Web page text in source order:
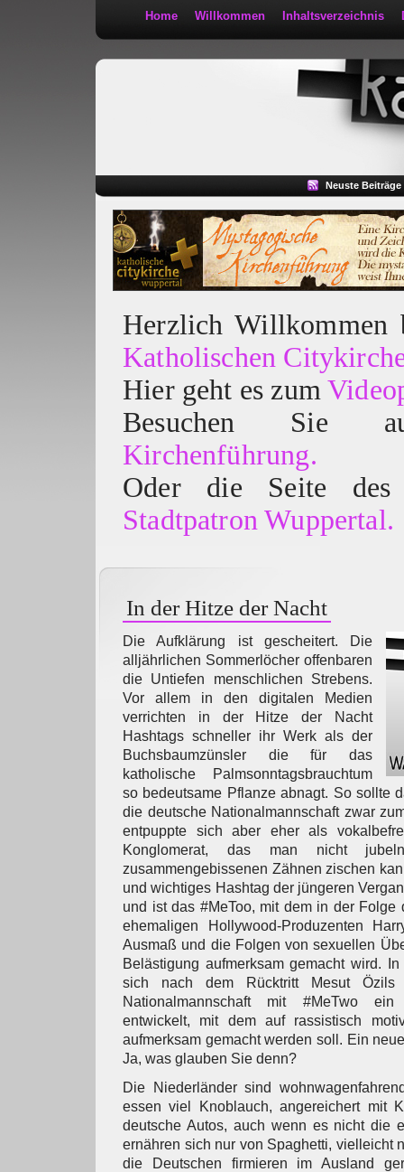
Home Willkommen Inhaltsverzeichnis
Neuste Beiträge
Herzlich
Katholischen
Hier geht es zum
Besuchen
Kirchenführung.
Oder die Seite des
Stadtpatron Wuppertal.
In der Hitze der Nacht
Die Aufklärung ist gescheitert. Die
alljährlichen Sommerlöcher offenbaren
die Untiefen menschlichen Strebens.
Vor allem in den digitalen Medien
verrichten in der Hitze der Nacht
Hashtags schneller ihr Werk als der
Buchsbaumzünsler die für das
katholische Palmsonntagsbrauchtum
so bedeutsame Pflanze abnagt. So sollte
die deutsche Nationalmannschaft zwar
entpuppte sich aber eher als
Konglomerat, das man nicht
zusammengebissenen Zähnen zischen
und wichtiges Hashtag der jüngeren
und ist das #MeToo, mit dem in der Folge
ehemaligen Hollywood-Produzenten
Ausmaß und die Folgen von sexuellen
Belästigung aufmerksam gemacht wird.
sich nach dem Rücktritt Mesut Özils
Nationalmannschaft mit #MeTwo ein
entwickelt, mit dem auf rassistisch
aufmerksam gemacht werden soll. Ein
Ja, was glauben Sie denn?
Die Niederländer sind
essen viel Knoblauch, angereichert mit
deutsche Autos, auch wenn es nicht die
ernähren sich nur von Spaghetti, vielleicht
die Deutschen firmieren im Ausland